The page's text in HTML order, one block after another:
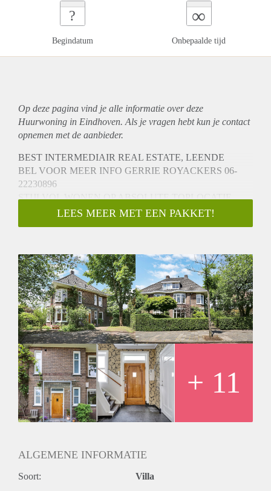
?
Begindatum
∞
Onbepaalde tijd
Op deze pagina vind je alle informatie over deze
Huurwoning in Eindhoven. Als je vragen hebt kun je contact
opnemen met de aanbieder.
BEST INTERMEDIAIR REAL ESTATE, LEENDE
BEL VOOR MEER INFO GERRIE ROYACKERS 06-
22230896
STIJLVOL WONEN OP ABSOLUTE TOPLOCATIE
Vooroorlogse, karakteristieke stadsvilla met behoud van
originele sfeerelementen compleet gemoderniseerd. Voorzien
Gesitueerd op absolute toplocatie in het gewilde Villapark
nabij het centrum van Eindhoven.
HUURPRIJS € 3.500,-
LEES MEER MET EEN PAKKET!
+ 11
ALGEMENE INFORMATIE
Soort: Villa